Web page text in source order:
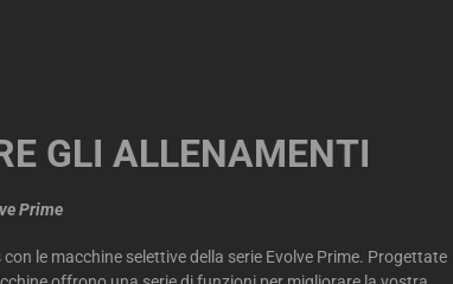
GLI ALLENAMENTI
Prime
le macchine selettive della serie Evolve Prime. Progettate